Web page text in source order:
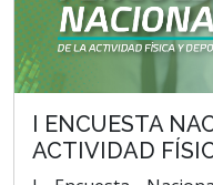
I ENCUESTA
ACTIVIDAD